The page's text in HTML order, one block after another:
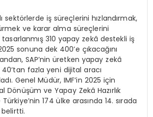
sektörlerde iş süreçlerini hızlandırmak,
ve karar alma süreçlerini
310 yapay zekâ destekli iş
sonuna dek 400’e çıkacağını
SAP’nin üretken yapay zekâ
40’tan fazla yeni dijital aracı
Genel Müdür, IMF’in 2025 için
Dönüşüm ve Yapay Zekâ Hazırlık
174 ülke arasında 14. sırada
belirtti.